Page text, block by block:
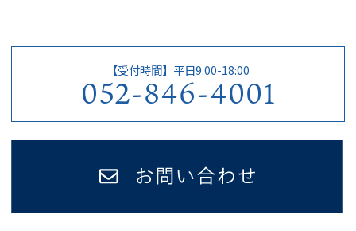
【受付時間】平日9:00-18:00
052-846-4001